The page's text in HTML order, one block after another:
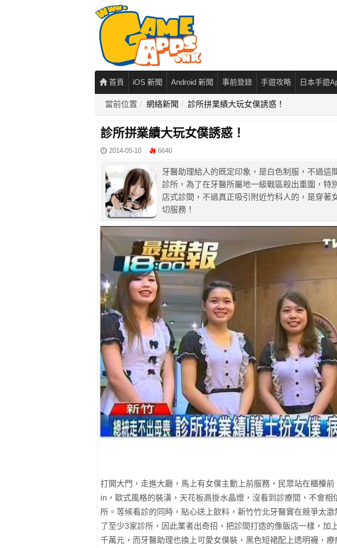
首頁 iOS 新聞 Android 新聞 事前登錄 手遊攻略 日本手遊
當前位置 網絡新聞 診所拼業績大玩女僕誘惑！
診所拼業績大玩女僕誘惑！
2014-05-10 6640
牙醫助理給人的既定印象，是白色制服，不過這
診所，為了在牙醫所屬地一級戰區殺出重圍，特
店式診間，不過真正吸引附近竹科人的，是穿著
切服務！
打開大門，走進大廳，馬上有女僕主動上前服務，民眾站在櫃檯
in，歐式風格的裝潢，天花板高掛水晶燈，沒看到診療間，不會相
所。等候看診的同時，貼心送上飲料，新竹竹北牙醫實在競爭太
了至少3家診所，因此業者出奇招，把診間打造的像飯店一樣，加
千萬元，而牙醫助理也換上可愛女僕裝，黑色短裙配上透明襪，療